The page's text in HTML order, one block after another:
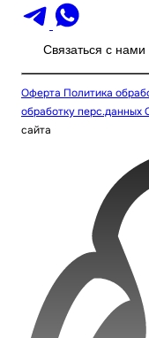
Связаться с нами
Оферта Политика
обработку перс.данных
сайта